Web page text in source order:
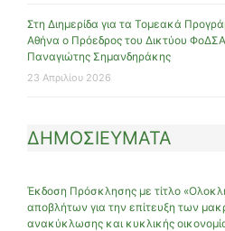
Στη Διημερίδα για τα Τομεακά
Αθήνα ο Πρόεδρος του Δικτύου
Παναγιώτης Σημανδηράκης
23 Απριλίου 2026
ΔΗΜΟΣΙΕΥΜΑΤΑ
Έκδοση Πρόσκλησης με τίτλο
αποβλήτων για την επίτευξη των
ανακύκλωσης και κυκλικής